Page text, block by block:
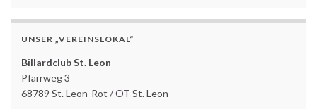
UNSER „VEREINSLOKAL“
Billardclub St. Leon
Pfarrweg 3
68789 St. Leon-Rot / OT St. Leon